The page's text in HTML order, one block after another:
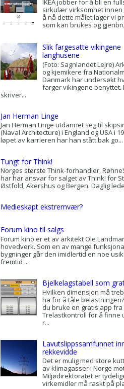
IKEA jobber for å bli en
sirkulær virksomhet innen
å nå dette målet lager vi
som kan brukes og
Slik fargesatte vikingene
langhusene
(Foto: Sagnlandet Lejre)
og kjemikere fra
Danmark har undersøkt
farger vikingene benyttet.
skriver...
Jan Herman Linge
Jan Herman Linge utdannet seg til
(Naval Architecture) i England og USA i
løpet av karrieren har han stått bak go...
Tungt for Think!
Norges største Think-forhandler,
har har ansvar for salget av Think! for
Østfold, Akershus og Bergen. Daglig
Medieskapt ekstremvær?
Forum kino til salgs
Forum kino er et av arkitekt Ole
hovedverk. Som en av mange
bygninger går den imidlertid en noe
fremtid ...
Bjelkelagstabell som
Hvilken dimensjon må
ha for å tåle
du bruke en gratis app fra
Trelastkontroll for å finne
r...
Lavutslippssamfunnet
rekkevidde
Det er mulig med store
av klimagasser i Norge
Miljødirektoratet er
virkemidler må raskt på